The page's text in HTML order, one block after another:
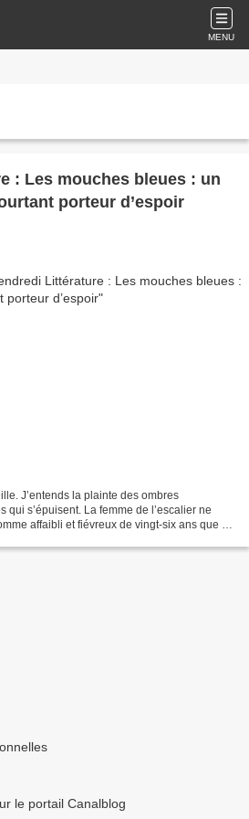
MENU
: Les mouches bleues : un
porteur d’espoir
J’entends la plainte des ombres
qui s’épuisent. La femme de l’escalier ne
affaibli et fiévreux de vingt-six ans que je
le portail Canalblog